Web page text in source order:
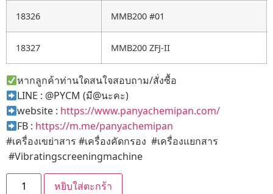
18326 MMB200 #01
18327 MMB200 ZFJ-II
หากลูกค้าท่านใดสนใจสอบถาม/สั่งซื้อ
LINE : @PYCM (มี@นะคะ)
website : https://www.panyachemipan.com/
FB : https://m.me/panyachemipan
#เครื่องเขย่าสาร #เครื่องคัดกรอง #เครื่องแยกสาร
#Vibratingscreeningmachine
หยิบใส่ตะกร้า